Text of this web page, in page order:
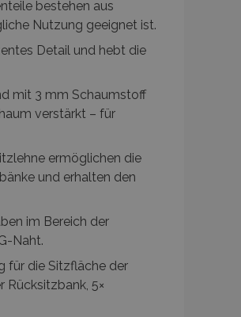
bestehen aus
Nutzung geeignet ist.
Detail und hebt die
mit 3 mm Schaumstoff
verstärkt – für
ermöglichen die
und erhalten den
im Bereich der
Naht.
für die Sitzfläche der
Rücksitzbank, 5×